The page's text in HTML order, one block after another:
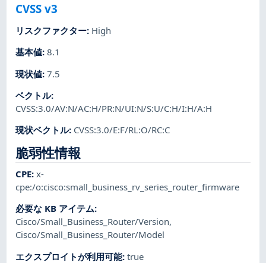
CVSS v3
リスクファクター: High
基本値:8.1
現状値:7.5
ベクトル:
CVSS:3.0/AV:N/AC:H/PR:N/UI:N/S:U/C:H/I:H/A:H
現状ベクトル: CVSS:3.0/E:F/RL:O/RC:C
脆弱性情報
CPE:x-
cpe:/o:cisco:small_business_rv_series_router_firmware
必要な KB アイテム:
Cisco/Small_Business_Router/Version,
Cisco/Small_Business_Router/Model
エクスプロイトが利用可能:true